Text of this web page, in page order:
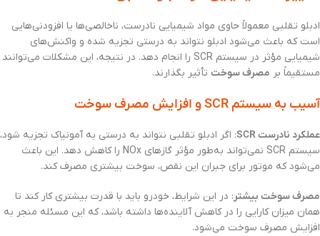
ادبلو تقلبی معمولاً حاوی مواد شیمیایی نادرست، ناخالصی‌ها یا افزودنی‌هایی
است که باعث می‌شود ادبلو نتواند به درستی تجزیه شده و واکنش‌های
شیمیایی مؤثر در سیستم SCR را انجام دهد. در نتیجه، این مشکلات می‌توانند
مستقیماً بر مصرف سوخت تأثیر بگذارند.
آسیب به سیستم SCR و افزایش مصرف سوخت
عملکرد نادرست SCR
: اگر ادبلو تقلبی نتواند به درستی به آمونیاک تجزیه شود،
سیستم SCR نمی‌تواند به‌طور مؤثر گازهای NOx را کاهش دهد. این باعث
می‌شود که موتور برای جبران این نقص، سوخت بیشتری مصرف کند.
مصرف سوخت بیشتر: در این شرایط، خودرو باید با قدرت بیشتری کار کند تا
همان میزان کارایی را در کاهش آلاینده‌ها داشته باشد، که این مسئله منجر به
افزایش مصرف سوخت می‌شود.